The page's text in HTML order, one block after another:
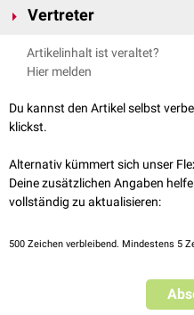
Vertreter
Proteasen
Esterasen
Amidasen
Artikelinhalt ist veraltet?
Hier melden
Du kannst den Artikel selbst
klickst.
Alternativ kümmert sich unser
Deine zusätzlichen Angaben
vollständig zu aktualisieren:
500 Zeichen verbleibend. Mindestens 5